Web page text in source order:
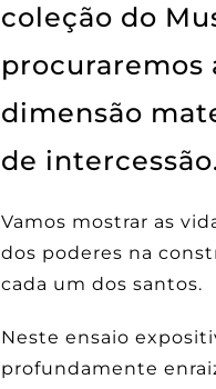
coleção do
procuraremos
dimensão
de
Vamos mostrar as
dos poderes na
cada um dos santos.
Neste ensaio
profundamente